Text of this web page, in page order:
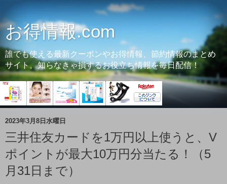
お得情報.com
誰でも使える最新クーポンやお得情報、節約情報のまとめ
サイト。知らなきゃ損するお役立ち情報を毎日配信！
2023年3月8日水曜日
三井住友カードを1万円以上使うと、V
ポイントが最大10万円分当たる！（5
月31日まで）